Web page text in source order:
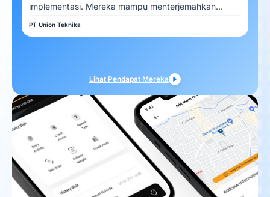
implementasi. Mereka mampu menterjemahkan
PT Union Teknika
Lihat Pendapat Mereka